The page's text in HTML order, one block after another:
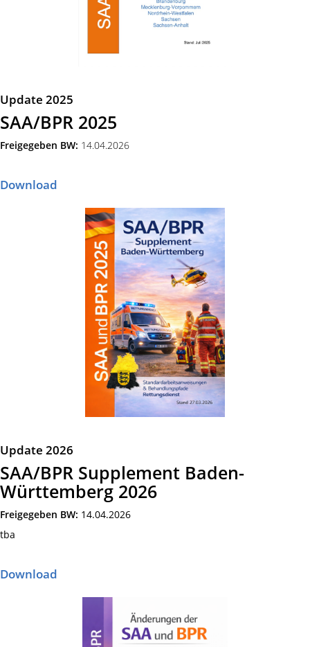
Update 2025
SAA/BPR 2025
Freigegeben BW: 14.04.2026
Download
Update 2026
SAA/BPR Supplement Baden-
Württemberg 2026
Freigegeben BW: 14.04.2026
tba
Download